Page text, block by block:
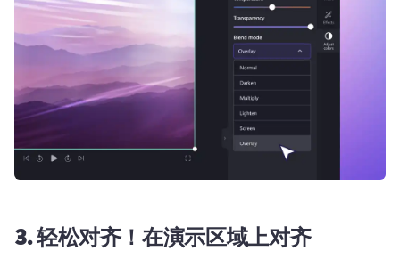
3. 轻松对齐！在演示区域上对齐